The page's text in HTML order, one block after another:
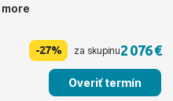
-27% za skupinu2 076 €
Overiť termín